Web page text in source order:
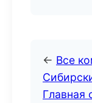
← Все
Главная